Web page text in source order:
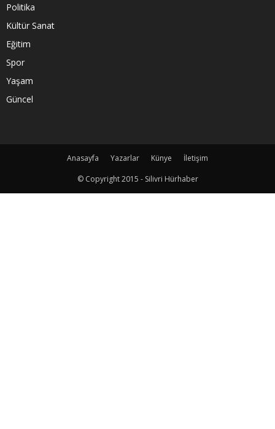
Politika
Kültür Sanat
Eğitim
Spor
Yaşam
Güncel
Anasayfa Yazarlar Künye
İletişim
© Copyright 2015 - Silivri Hürhaber